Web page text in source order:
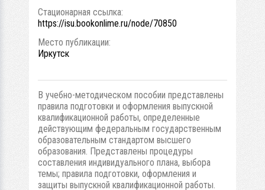
Стационарная ссылка:
https://isu.bookonlime.ru/node/70850
Место публикации:
Иркутск
В учебно-методическом пособии представлены
правила подготовки и оформления выпускной
квалификационной работы, определенные
действующим федеральным государственным
образовательным стандартом высшего
образования. Представлены процедуры
составления индивидуального плана, выбора
темы; правила подготовки, оформления и
защиты выпускной квалификационной работы.